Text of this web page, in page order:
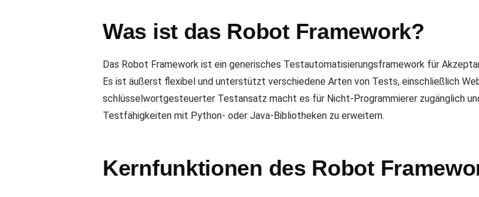
Cron Job Monitoring
Heartbeat Monitoring für Cronjobs und geplante Tasks. Kostenlos
TCP Monitoring
Port-Uptime und Connect-Zeit, geprüft aus 26 Regionen.
Was ist das Robot Framework?
Das Robot Framework ist ein generisches Testautomatisierungsframework für
Es ist äußerst flexibel und unterstützt verschiedene Arten von Tests, einschließlich
schlüsselwortgesteuerter Testansatz macht es für Nicht-Programmierer zugänglich
Testfähigkeiten mit Python- oder Java-Bibliotheken zu erweitern.
Kernfunktionen des Robot